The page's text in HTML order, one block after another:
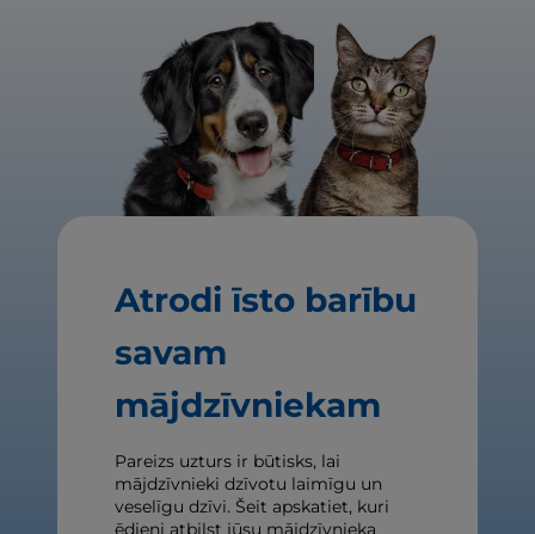
Atrodi īsto barību
savam
mājdzīvniekam
Pareizs uzturs ir būtisks, lai
mājdzīvnieki dzīvotu laimīgu un
veselīgu dzīvi. Šeit apskatiet, kuri
ēdieni atbilst jūsu mājdzīvnieka